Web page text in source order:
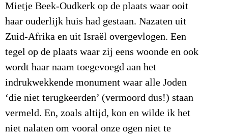
Mietje Beek-Oudkerk op de plaats waar ooit
haar ouderlijk huis had gestaan. Nazaten uit
Zuid-Afrika en uit Israël overgevlogen. Een
tegel op de plaats waar zij eens woonde en ook
wordt haar naam toegevoegd aan het
indrukwekkende monument waar alle Joden
‘die niet terugkeerden’ (vermoord dus!) staan
vermeld. En, zoals altijd, kon en wilde ik het
niet nalaten om vooral onze ogen niet te